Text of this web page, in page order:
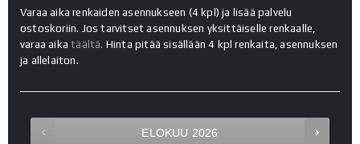
Varaa aika renkaiden asennukseen (4 kpl) ja lisää palvelu
ostoskoriin. Jos tarvitset asennuksen yksittäiselle renkaalle,
varaa aikatäältä. Hinta pitää sisällään 4 kpl renkaita, asennuksen
ja allelaiton.
ELOKUU 2026